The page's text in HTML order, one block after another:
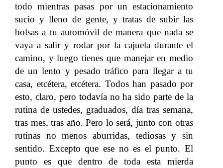
todo mientras pasas por un estacionamiento
sucio y lleno de gente, y tratas de subir las
bolsas a tu automóvil de manera que nada se
vaya a salir y rodar por la cajuela durante el
camino, y luego tienes que manejar en medio
de un lento y pesado tráfico para llegar a tu
casa, etcétera, etcétera. Todos han pasado por
esto, claro, pero todavía no ha sido parte de la
rutina de ustedes, graduados, día tras semana,
tras mes, tras año. Pero lo será, junto con otras
rutinas no menos aburridas, tediosas y sin
sentido. Excepto que ese no es el punto. El
punto es que dentro de toda esta mierda